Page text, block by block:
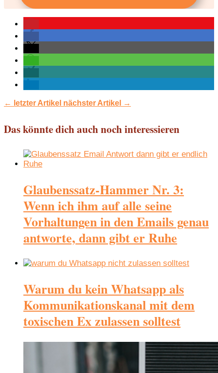
← letzter Artikel nächster Artikel →
Das könnte dich auch noch interessieren
Glaubenssatz-Hammer Nr. 3:
Wenn ich ihm auf alle seine
Vorhaltungen in den Emails genau
antworte, dann gibt er Ruhe
Warum du kein Whatsapp als
Kommunikationskanal mit dem
toxischen Ex zulassen solltest